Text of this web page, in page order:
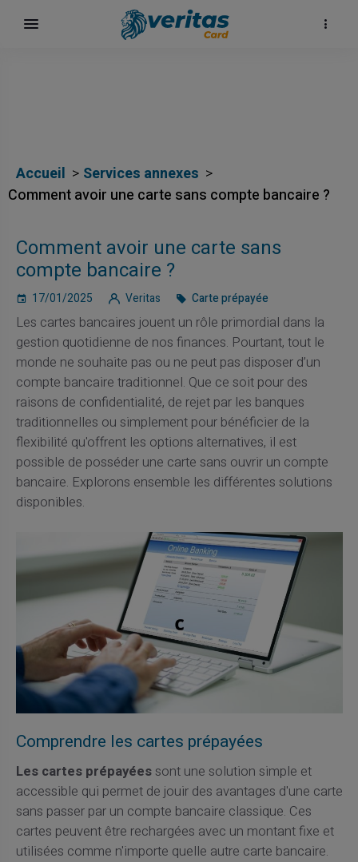
Accueil
Services annexes
Comment avoir une carte sans compte bancaire ?
Comment avoir une carte sans
compte bancaire ?
17/01/2025 Veritas Carte prépayée
Les cartes bancaires jouent un rôle primordial dans la
gestion quotidienne de nos finances. Pourtant, tout le
monde ne souhaite pas ou ne peut pas disposer d’un
compte bancaire traditionnel. Que ce soit pour des
raisons de confidentialité, de rejet par les banques
traditionnelles ou simplement pour bénéficier de la
flexibilité qu'offrent les options alternatives, il est
possible de posséder une carte sans ouvrir un compte
bancaire. Explorons ensemble les différentes solutions
disponibles.
Comprendre les cartes prépayées
Les cartes prépayéessont une solution simple et
accessible qui permet de jouir des avantages d'une carte
sans passer par un compte bancaire classique. Ces
cartes peuvent être rechargées avec un montant fixe et
utilisées comme n'importe quelle autre carte bancaire.